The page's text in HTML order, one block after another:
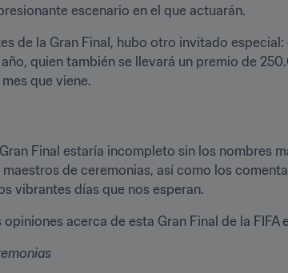
escenario en el que actuarán.
de la Gran Final, hubo otro invitado
quien también se llevará un premio de
que viene.
Final estaría incompleto sin los nombres
de ceremonias, así como los
vibrantes días que nos esperan.
acerca de esta Gran Final de la FIFA